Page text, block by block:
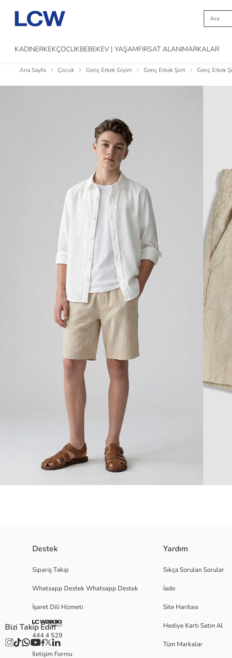
KADINERKEKÇOCUKBEBEKEV | YAŞAMFIRSAT ALANIMARKALAR
Ana Sayfa Çocuk Genç Erkek Giyim Genç Erkek Şort Genç Erkek
Marka:
Cinsiyet:
Kalıp:
Destek
Sipariş Takip
Whatsapp Destek Whatsapp Destek
İşaret Dili Hizmeti
444 4 529
İletişim Formu
Yardım
Sıkça Sorulan Sorular
İade
Site Haritası
Hediye Kartı Satın Al
Tüm Markalar
Bizi Takip Edin